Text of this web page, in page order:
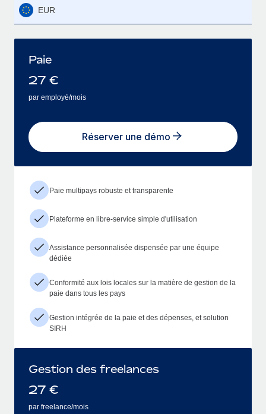
EUR
Paie
27 €
par employé/mois
Réserver une démo
Paie multipays robuste et transparente
Plateforme en libre-service simple d'utilisation
Assistance personnalisée dispensée par une équipe
dédiée
Conformité aux lois locales sur la matière de gestion de la
paie dans tous les pays
Gestion intégrée de la paie et des dépenses, et solution
SIRH
Gestion des freelances
27 €
par freelance/mois